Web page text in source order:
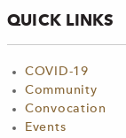
QUICK LINKS
COVID-19
Community
Convocation
Events